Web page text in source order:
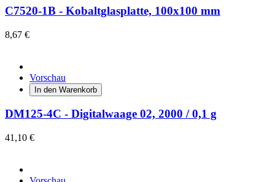
C7520-1B - Kobaltglasplatte, 100x100 mm
8,67 €
Vorschau
In den Warenkorb
DM125-4C - Digitalwaage 02, 2000 / 0,1 g
41,10 €